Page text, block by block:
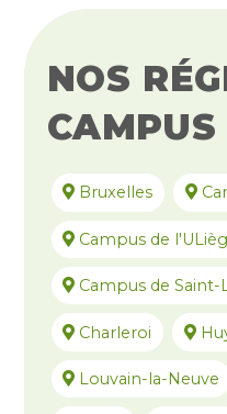
NOS
CAMPUS
Bruxelles
Campus de
Campus de Saint-
Charleroi
Louvain-la-Neuve